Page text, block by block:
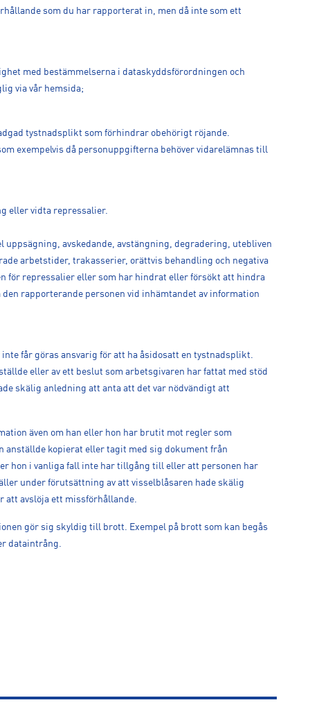
som du har rapporterat in, men då inte som ett
med bestämmelserna i dataskyddsförordningen och
via vår hemsida;
tystnadsplikt som förhindrar obehörigt röjande.
exempelvis då personuppgifterna behöver vidarelämnas till
eller vidta repressalier.
avskedande, avstängning, degradering, utebliven
arbetstider, trakasserier, orättvis behandling och negativa
för repressalier eller som har hindrat eller försökt att hindra
rapporterande personen vid inhämtandet av information
får göras ansvarig för att ha åsidosatt en tystnadsplikt.
eller av ett beslut som arbetsgivaren har fattat med stöd
skälig anledning att anta att det var nödvändigt att
även om han eller hon har brutit mot regler som
anställde kopierat eller tagit med sig dokument från
hon i vanliga fall inte har tillgång till eller att personen har
under förutsättning av att visselblåsaren hade skälig
att avslöja ett missförhållande.
gör sig skyldig till brott. Exempel på brott som kan begås
dataintrång.